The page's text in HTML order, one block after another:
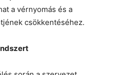
a vérnyomás és a
csökkentéséhez.